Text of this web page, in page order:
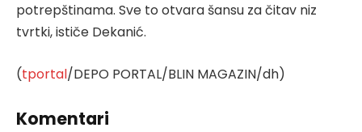
potrepštinama. Sve to otvara šansu za čitav niz
tvrtki, ističe Dekanić.
(tportal/DEPO PORTAL/BLIN MAGAZIN/dh)
Komentari